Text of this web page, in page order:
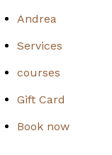
Andrea
Services
courses
Gift Card
Book now